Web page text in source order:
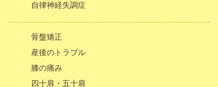
自律神経失調症
骨盤矯正
産後のトラブル
膝の痛み
四十肩・五十肩